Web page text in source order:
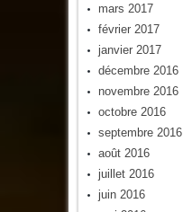
mars 2017
février 2017
janvier 2017
décembre 2016
novembre 2016
octobre 2016
septembre 2016
août 2016
juillet 2016
juin 2016